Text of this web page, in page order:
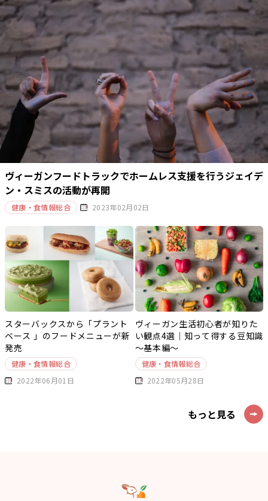
ヴィーガンフードトラックでホームレス支援を行うジェイデ
ン・スミスの活動が再開
健康・食情報総合 2023年02月02日
スターバックスから「プラント
ベース 」のフードメニューが新
発売
健康・食情報総合
2022年06月01日
ヴィーガン生活初心者が知りた
い観点4選｜知って得する豆知識
～基本編～
健康・食情報総合
2022年05月28日
もっと見る